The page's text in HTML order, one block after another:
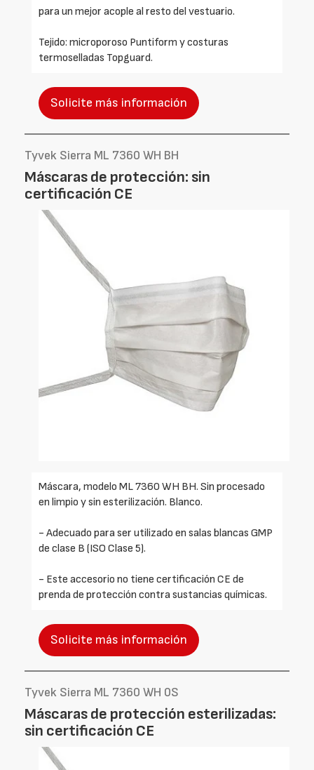
para un mejor acople al resto del vestuario.
Tejido: microporoso Puntiform y costuras
termoselladas Topguard.
Solicite más información
Tyvek Sierra ML 7360 WH BH
Máscaras de protección: sin
certificación CE
Máscara, modelo ML 7360 WH BH. Sin procesado
en limpio y sin esterilización. Blanco.
- Adecuado para ser utilizado en salas blancas GMP
de clase B (ISO Clase 5).
- Este accesorio no tiene certificación CE de
prenda de protección contra sustancias químicas.
Solicite más información
Tyvek Sierra ML 7360 WH 0S
Máscaras de protección esterilizadas:
sin certificación CE